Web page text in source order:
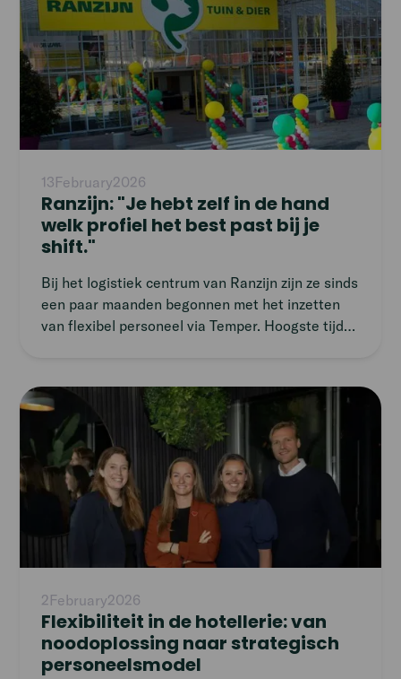
platforms van de traditionele uitzendbureaus?
Ontdek de verschillen en vind de beste aanpak
voor jouw organisatie.
13February2026
Ranzijn: "Je hebt zelf in de hand
welk profiel het best past bij je
shift."
Bij het logistiek centrum van Ranzijn zijn ze sinds
een paar maanden begonnen met het inzetten
van flexibel personeel via Temper. Hoogste tijd
het magazijn.
2February2026
Flexibiliteit in de hotellerie: van
noodoplossing naar strategisch
personeelsmodel
Read